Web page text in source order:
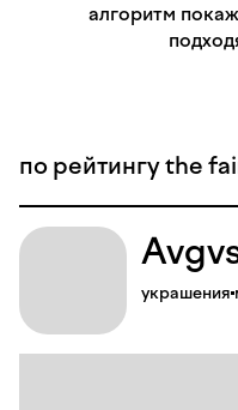
алгоритм
по рейтингу the
украшения